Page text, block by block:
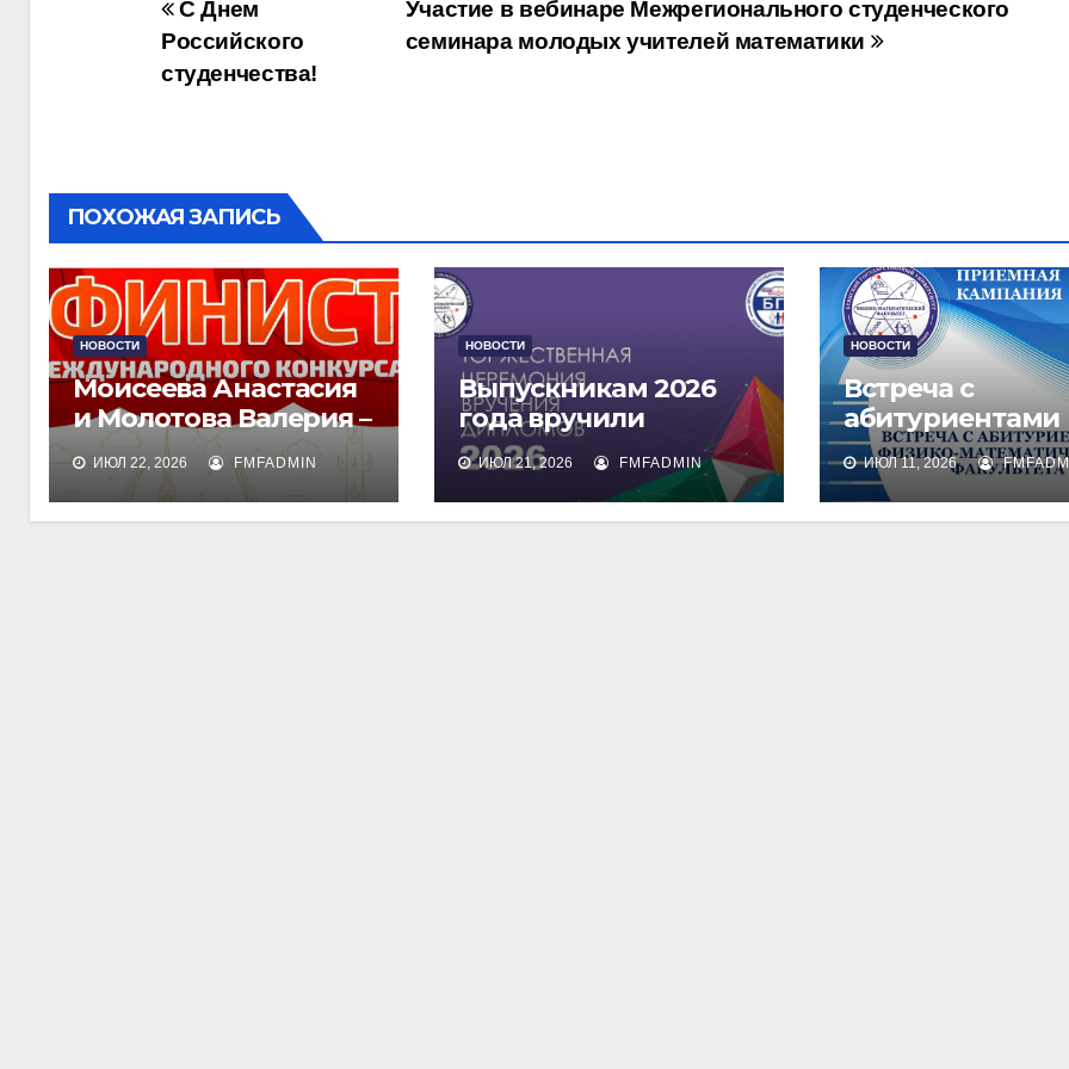
Навигация
по
Участие в вебинаре Межрегионального студенческого
семинара молодых учителей математики
С Днем
Российского
студенчества!
ПОХОЖАЯ ЗАПИСЬ
НОВОСТИ
Моисеева Анастасия
и Молотова Валерия –
лауреаты
международного
конкурса талантов
ИЮЛ 22, 2026 FMFADMIN
НОВОСТИ
Выпускникам 2026
года вручили
дипломы о высшем
образовании
ИЮЛ 21, 2026 FMFADMIN
НОВОСТИ
Встреча с
абитуриентами
физико-
факультета и их
ИЮЛ 11, 2026